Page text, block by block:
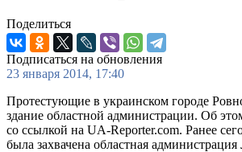
Поделиться
Подписаться на обновления
23 января 2014, 17:40
Протестующие в украинском городе
здание областной администрации. Об
со ссылкой на UA-Reporter.com. Ранее
была захвачена областная администрация